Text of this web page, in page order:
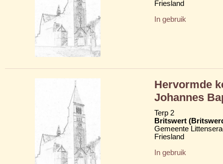
Friesland
In gebruik
Hervormde
Johannes
Terp 2
Britswert
Gemeente
Friesland
In gebruik